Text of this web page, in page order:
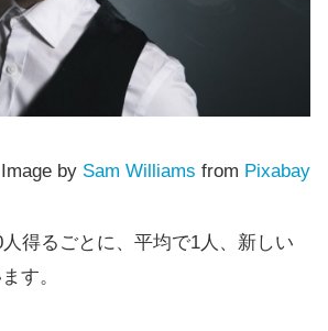
Image by Sam Williams from Pixabay
得るごとに、平均で1人、新しい
す。